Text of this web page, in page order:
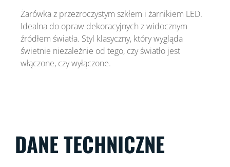
Żarówka z przezroczystym szkłem i żarnikiem LED.
Idealna do opraw dekoracyjnych z widocznym
źródłem światła. Styl klasyczny, który wygląda
świetnie niezależnie od tego, czy światło jest
włączone, czy wyłączone.
DANE TECHNICZNE